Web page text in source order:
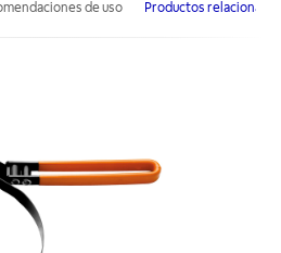
de uso Productos